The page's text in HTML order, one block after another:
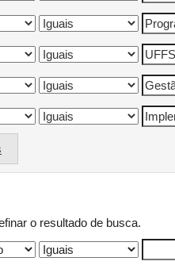
o resultado de busca.